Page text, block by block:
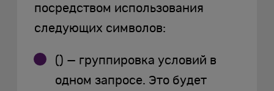
посредством использования
следующих символов:
() — группировка условий в
одном запросе. Это будет